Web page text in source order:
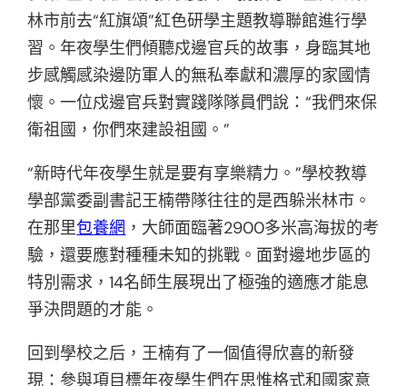
林市前去“紅旗頌”紅色研學主題教導聯館進行學
習。年夜學生們傾聽戍邊官兵的故事，身臨其地
步感觸感染邊防軍人的無私奉獻和濃厚的家國情
懷。一位戍邊官兵對實踐隊隊員們說：“我們來保
衛祖國，你們來建設祖國。”
“新時代年夜學生就是要有享樂精力。”學校教導
學部黨委副書記王楠帶隊往往的是西躲米林市。
在那里包養網 ，大師面臨著2900多米高海拔的考
驗，還要應對種種未知的挑戰。面對邊地步區的
特別需求，14名師生展現出了極強的適應才能息
爭決問題的才能。
回到學校之后，王楠有了一個值得欣喜的新發
現：參與項目標年夜學生們在思惟格式和國家意